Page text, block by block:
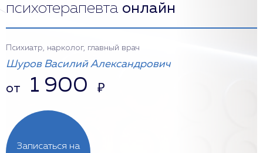
психотерапевта онлайн
Записаться на
Психиатр, нарколог, главный врач
Шуров Василий Александрович
от 1 900 ₽